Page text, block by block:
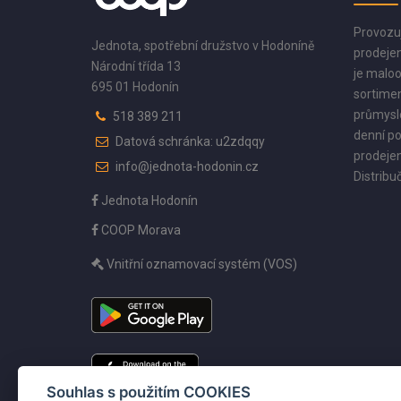
Jednota, spotřební družstvo v Hodoníně
Národní třída 13
695 01 Hodonín
518 389 211
Datová schránka: u2zdqqy
info@jednota-hodonin.cz
Jednota Hodonín
COOP Morava
Vnitřní oznamovací systém (VOS)
je
denní
Souhlas s použitím COOKIES